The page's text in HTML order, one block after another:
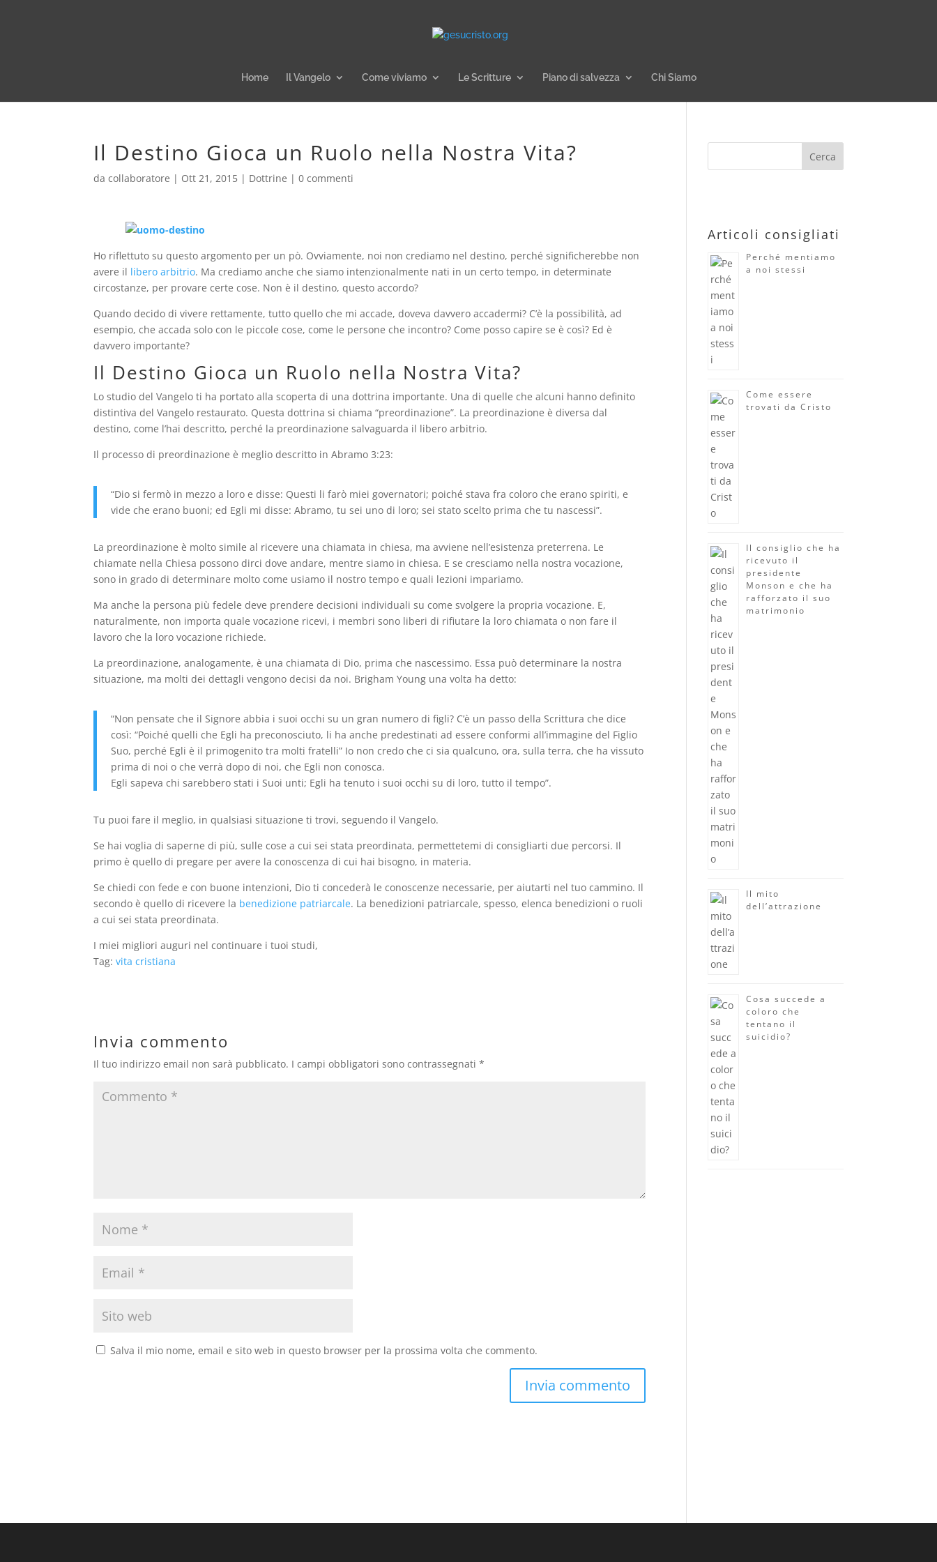
Home Il Vangelo Come viviamo Le Scritture Piano di salvezza Chi Siamo
Il Destino Gioca un Ruolo nella Nostra Vita?
dacollaboratore | Ott 21, 2015 | Dottrine |0 commenti
Ho riflettuto su questo argomento per un pò. Ovviamente, noi non crediamo nel destino, perché significherebbe non
avere il libero arbitrio. Ma crediamo anche che siamo intenzionalmente nati in un certo tempo, in determinate
circostanze, per provare certe cose. Non è il destino, questo accordo?
Quando decido di vivere rettamente, tutto quello che mi accade, doveva davvero accadermi? C’è la possibilità, ad
esempio, che accada solo con le piccole cose, come le persone che incontro? Come posso capire se è così? Ed è
davvero importante?
Il Destino Gioca un Ruolo nella Nostra Vita?
Lo studio del Vangelo ti ha portato alla scoperta di una dottrina importante. Una di quelle che alcuni hanno definito
distintiva del Vangelo restaurato. Questa dottrina si chiama “preordinazione”. La preordinazione è diversa dal
destino, come l’hai descritto, perché la preordinazione salvaguarda il libero arbitrio.
Il processo di preordinazione è meglio descritto in Abramo 3:23:
“Dio si fermò in mezzo a loro e disse: Questi li farò miei governatori; poiché stava fra coloro che erano spiriti, e
vide che erano buoni; ed Egli mi disse: Abramo, tu sei uno di loro; sei stato scelto prima che tu nascessi”.
La preordinazione è molto simile al ricevere una chiamata in chiesa, ma avviene nell’esistenza preterrena. Le
chiamate nella Chiesa possono dirci dove andare, mentre siamo in chiesa. E se cresciamo nella nostra vocazione,
sono in grado di determinare molto come usiamo il nostro tempo e quali lezioni impariamo.
Ma anche la persona più fedele deve prendere decisioni individuali su come svolgere la propria vocazione. E,
naturalmente, non importa quale vocazione ricevi, i membri sono liberi di rifiutare la loro chiamata o non fare il
lavoro che la loro vocazione richiede.
La preordinazione, analogamente, è una chiamata di Dio, prima che nascessimo. Essa può determinare la nostra
situazione, ma molti dei dettagli vengono decisi da noi. Brigham Young una volta ha detto:
“Non pensate che il Signore abbia i suoi occhi su un gran numero di figli? C’è un passo della Scrittura che dice
così: “Poiché quelli che Egli ha preconosciuto, li ha anche predestinati ad essere conformi all’immagine del Figlio
Suo, perché Egli è il primogenito tra molti fratelli” Io non credo che ci sia qualcuno, ora, sulla terra, che ha vissuto
prima di noi o che verrà dopo di noi, che Egli non conosca.
Egli sapeva chi sarebbero stati i Suoi unti; Egli ha tenuto i suoi occhi su di loro, tutto il tempo”.
Tu puoi fare il meglio, in qualsiasi situazione ti trovi, seguendo il Vangelo.
Se hai voglia di saperne di più, sulle cose a cui sei stata preordinata, permettetemi di consigliarti due percorsi. Il
primo è quello di pregare per avere la conoscenza di cui hai bisogno, in materia.
Se chiedi con fede e con buone intenzioni, Dio ti concederà le conoscenze necessarie, per aiutarti nel tuo cammino. Il
secondo è quello di ricevere la benedizione patriarcale. La benedizioni patriarcale, spesso, elenca benedizioni o ruoli
a cui sei stata preordinata.
I miei migliori auguri nel continuare i tuoi studi,
Tag:vita cristiana
Invia commento
Il tuo indirizzo email non sarà pubblicato. I campi obbligatori sono contrassegnati*
Salva il mio nome, email e sito web in questo browser per la prossima volta che commento.
Articoli consigliati
Perché mentiamo
a noi stessi
Come essere
trovati da Cristo
Il consiglio che ha
ricevuto il
presidente
Monson e che ha
rafforzato il suo
matrimonio
Il mito
dell’attrazione
Cosa succede a
coloro che
tentano il
suicidio?